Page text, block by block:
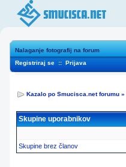
Nalaganje fotografij na forum
Registriraj se :: Prijava
Kazalo po Smucisca.net forumu »
Skupine uporabnikov
Skupine brez članov